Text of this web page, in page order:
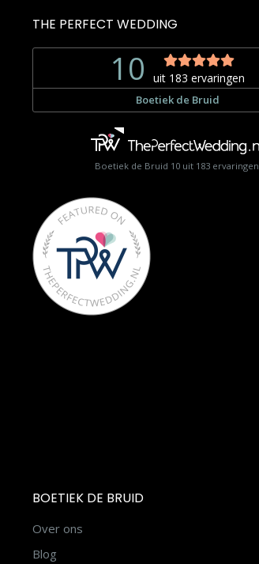
THE PERFECT WEDDING
Boetiek de Bruid 10uit 183ervaringen
BOETIEK DE BRUID
Over ons
Blog